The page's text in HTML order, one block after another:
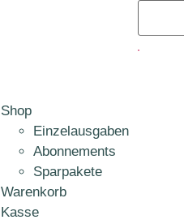
Shop
Einzelausgaben
Abonnements
Sparpakete
Warenkorb
Kasse